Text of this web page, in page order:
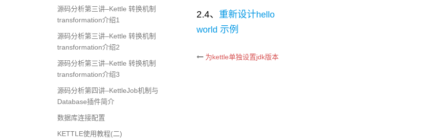
源码分析第三讲–Kettle 转换机制
transformation介绍1
源码分析第三讲–Kettle 转换机制
transformation介绍2
源码分析第三讲–Kettle 转换机制
transformation介绍3
源码分析第四讲–KettleJob机制与
Database插件简介
数据库连接配置
KETTLE使用教程(二)
2.4、 重新设计hello
world 示例
Post
为kettle单独设置jdk版本